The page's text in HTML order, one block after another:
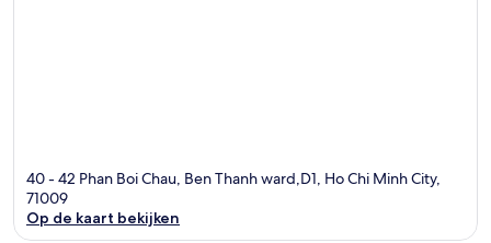
40 - 42 Phan Boi Chau, Ben Thanh ward,D1, Ho Chi Minh City,
71009
Op de kaart bekijken